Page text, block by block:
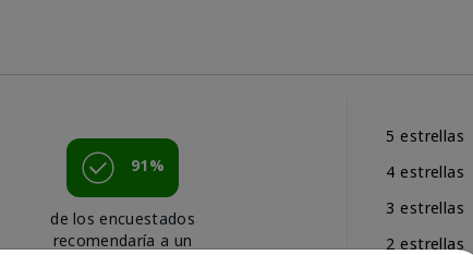
91%
de los encuestados
recomendaría a un
5 estrellas
4 estrellas
3 estrellas
2 estrellas